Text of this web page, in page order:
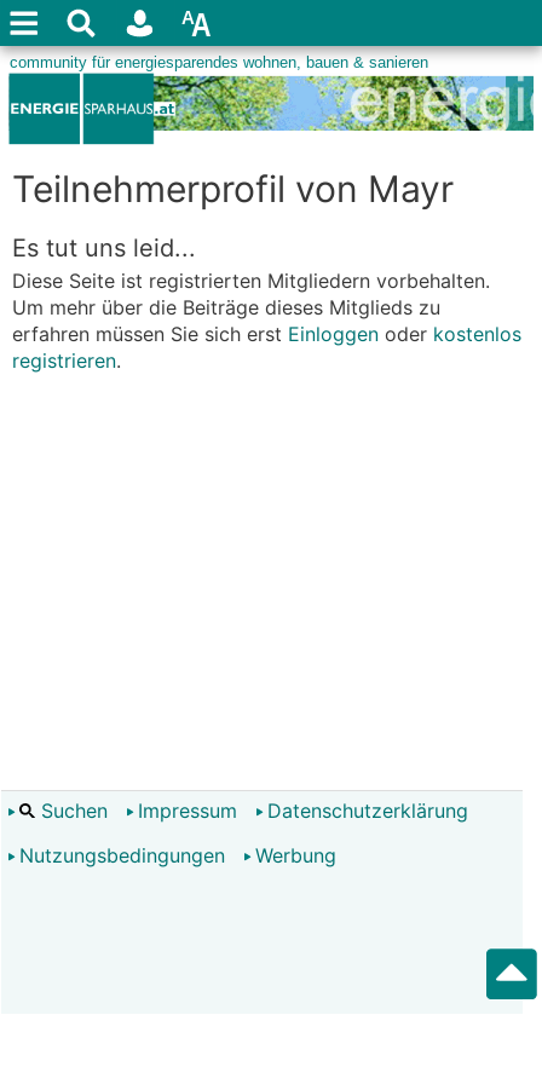
Teilnehmerprofil von Mayr
Es tut uns leid...
Diese Seite ist registrierten Mitgliedern vorbehalten.
Um mehr über die Beiträge dieses Mitglieds zu
erfahren müssen Sie sich erst Einloggen oder kostenlos
registrieren.
Suchen Impressum
Datenschutzerklärung
Nutzungsbedingungen
Werbung